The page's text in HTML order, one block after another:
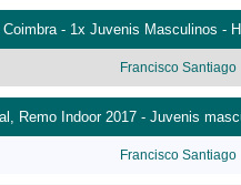
- 1x Juvenis Masculinos -
Francisco Santiago
Remo Indoor 2017 - Juvenis
Francisco Santiago